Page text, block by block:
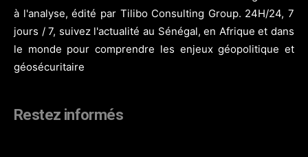
à l'analyse, édité par Tilibo Consulting Group. 24H/24, 7
jours / 7, suivez l'actualité au Sénégal, en Afrique et dans
le monde pour comprendre les enjeux géopolitique et
géosécuritaire
Restez informés